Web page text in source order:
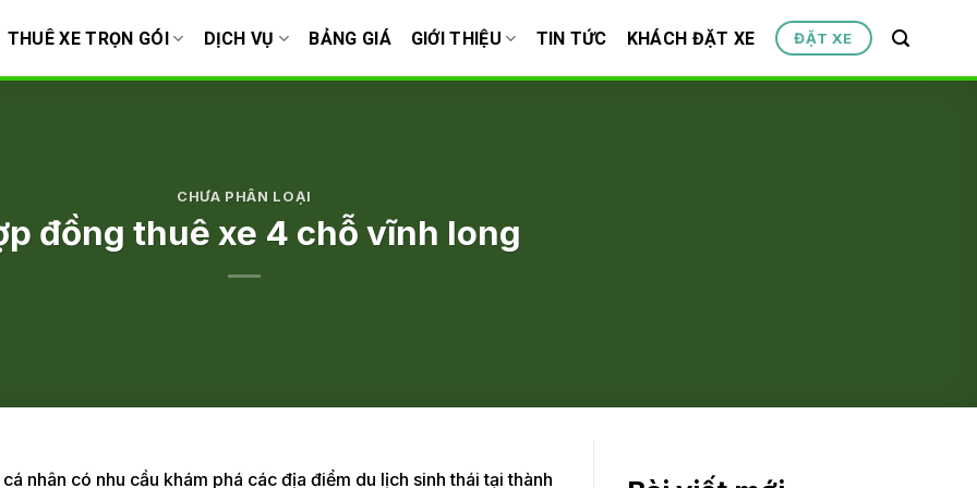
THUÊ XE TRỌN GÓI DỊCH VỤ BẢNG GIÁ GIỚI THIỆU TIN TỨC KHÁCH ĐẶT XE ĐẶT XE
CHƯA PHÂN LOẠI
đồng thuê xe 4 chỗ vĩnh long
nhân có nhu cầu khám phá các địa điểm du lịch sinh thái tại thành